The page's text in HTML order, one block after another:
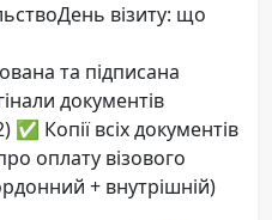
візиту: що
та підписана
документів
Копії всіх документів
оплату візового
+ внутрішній)